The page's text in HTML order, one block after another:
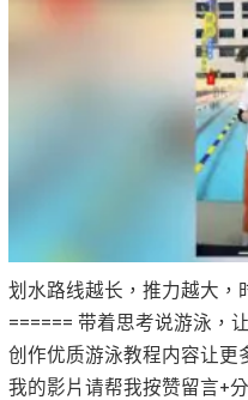
划水路线越长，推力越大，
====== 带着思考说游泳，
创作优质游泳教程内容让更
我的影片请帮我按赞留言+